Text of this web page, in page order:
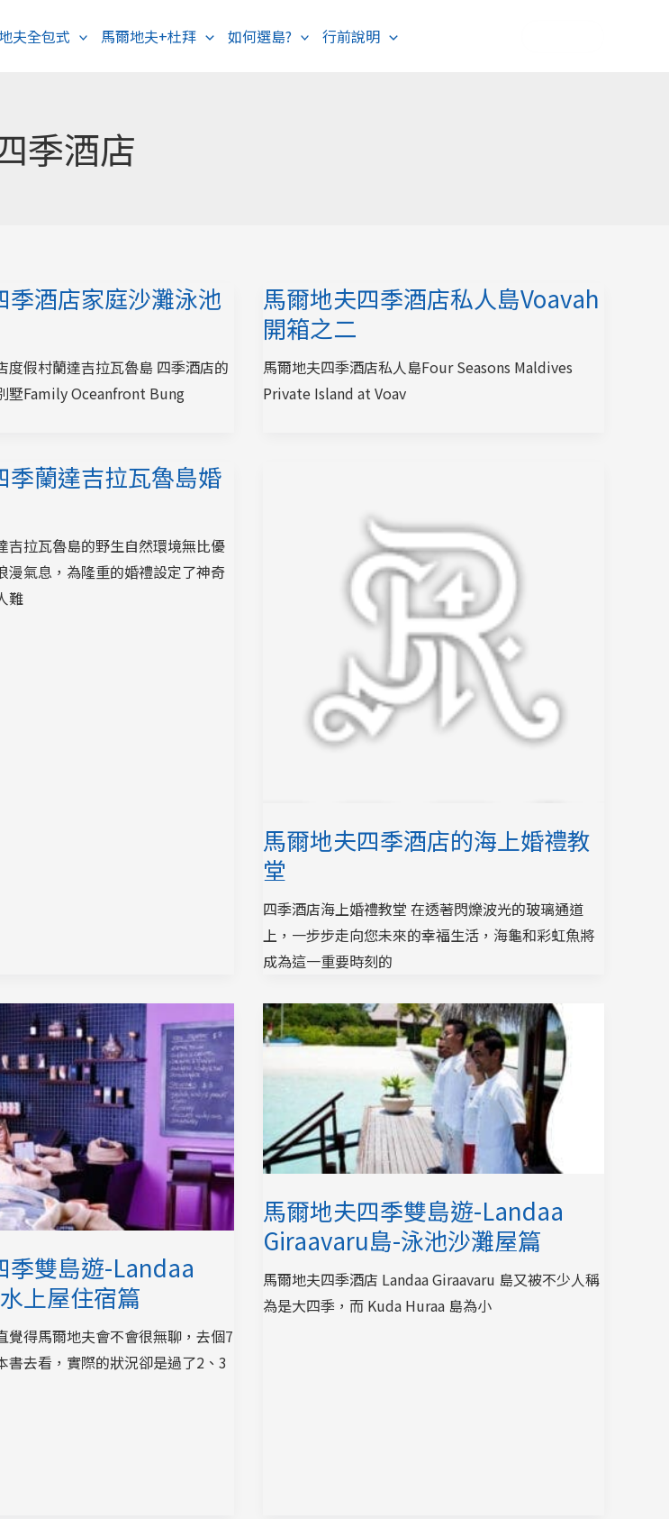
夫全包式 馬爾地夫+杜拜 如何選島? 行前說明
季酒店
季酒店家庭沙灘泳池
度假村蘭達吉拉瓦魯島 四季酒店的
墅Family Oceanfront Bung
馬爾地夫四季酒店私人島Voavah
開箱之二
馬爾地夫四季酒店私人島Four Seasons Maldives
Private Island at Voav
季蘭達吉拉瓦魯島婚
吉拉瓦魯島的野生自然環境無比優
漫氣息，為隆重的婚禮設定了神奇
難
馬爾地夫四季酒店的海上婚禮教
堂
四季酒店海上婚禮教堂 在透著閃爍波光的玻璃通道
上，一步步走向您未來的幸福生活，海龜和彩虹魚將
成為這一重要時刻的
季雙島遊-Landaa
上屋住宿篇
覺得馬爾地夫會不會很無聊，去個7
書去看，實際的狀況卻是過了2、3
馬爾地夫四季雙島遊-Landaa
Giraavaru島-泳池沙灘屋篇
馬爾地夫四季酒店 Landaa Giraavaru 島又被不少人稱
為是大四季，而 Kuda Huraa 島為小